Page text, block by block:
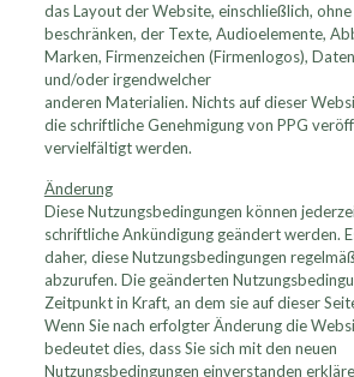
das Layout der Website, einschließlich,
beschränken, der Texte, Audioelemente,
Marken, Firmenzeichen (Firmenlogos),
und/oder irgendwelcher
anderen Materialien. Nichts auf dieser
die schriftliche Genehmigung von PPG
vervielfältigt werden.
Änderung
Diese Nutzungsbedingungen können
schriftliche Ankündigung geändert werden.
daher, diese Nutzungsbedingungen
abzurufen. Die geänderten
Zeitpunkt in Kraft, an dem sie auf dieser
Wenn Sie nach erfolgter Änderung die
bedeutet dies, dass Sie sich mit den neuen
Nutzungsbedingungen einverstanden